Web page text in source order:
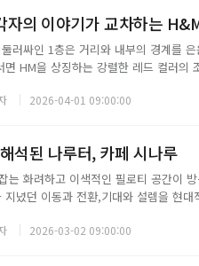
자의 이야기가 교차하는
러싸인 1층은 거리와 내부의 경계를
면 HM을 상징하는 강렬한 레드 컬러의
디오 큐레이티드 상품과 프리미엄 ...
2026-04-01 09:00:00
석된 나루터, 카페 시나루
는 화려하고 이색적인 필로티 공간이
녔던 이동과 전환,기대와 설렘을 현
분위기, 디테일을 담되 현재...
2026-03-02 09:00:00